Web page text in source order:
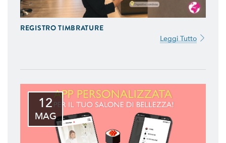
REGISTRO TIMBRATURE
Leggi Tutto
12
MAG